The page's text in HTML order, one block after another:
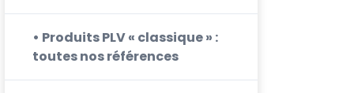
• Produits PLV « classique » :
toutes nos références